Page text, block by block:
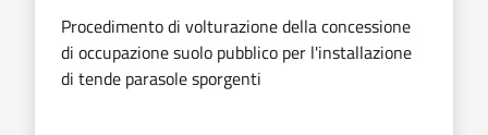
Procedimento di volturazione della concessione
di occupazione suolo pubblico per l'installazione
di tende parasole sporgenti